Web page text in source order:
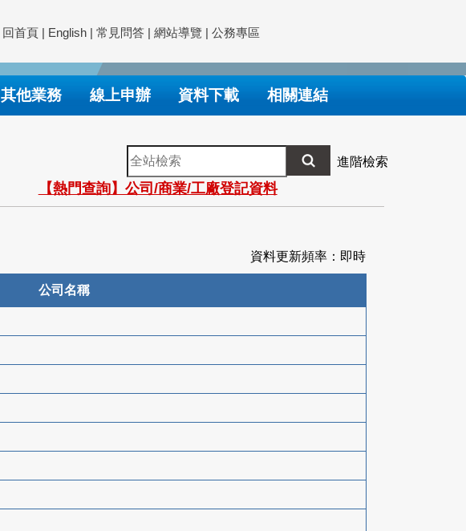
回首頁 | English | 常見問答 | 網站導覽 | 公務專區
其他業務 線上申辦 資料下載 相關連結
全
站
檢
索
進階檢索
【熱門查詢】公司/商業/工廠登記資料
資料更新頻率：即時
公司名稱